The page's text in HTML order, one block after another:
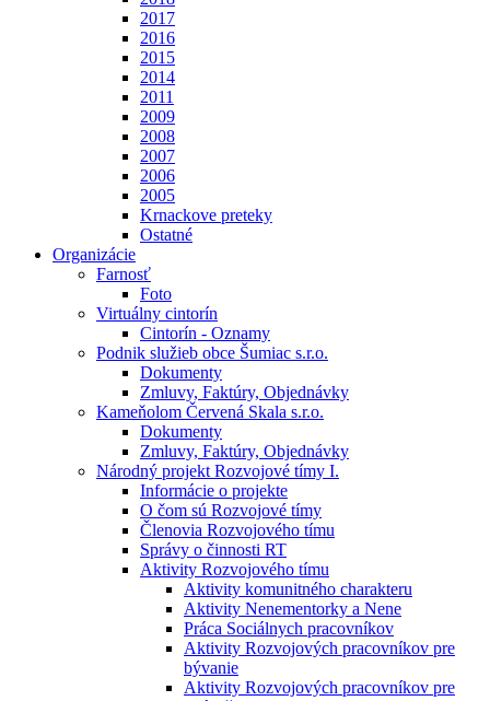
2017
2016
2015
2014
2011
2009
2008
2007
2006
2005
Krnackove preteky
Ostatné
Organizácie
Farnosť
Foto
Virtuálny cintorín
Cintorín - Oznamy
Podnik služieb obce Šumiac s.r.o.
Dokumenty
Zmluvy, Faktúry, Objednávky
Kameňolom Červená Skala s.r.o.
Dokumenty
Zmluvy, Faktúry, Objednávky
Národný projekt Rozvojové tímy I.
Informácie o projekte
O čom sú Rozvojové tímy
Členovia Rozvojového tímu
Správy o činnosti RT
Aktivity Rozvojového tímu
Aktivity komunitného charakteru
Aktivity Nenementorky a Nene
Práca Sociálnych pracovníkov
Aktivity Rozvojových pracovníkov pre
bývanie
Aktivity Rozvojových pracovníkov pre